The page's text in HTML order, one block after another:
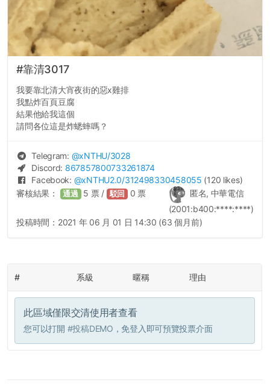
#靠清3017
我要靠北清大宵夜街的惡x雞排
我點炸百頁豆腐
結果他給我這個
請問各位這是炸蟋蟀嗎？
Telegram: @xNTHU/3028
Discord: 867857800733261874
Facebook: @xNTHU2.0/312498330458055 (120 likes)
匿名, 中華電信
(2001:b400:****:****)
審核結果： 通過 5 票 / 駁回 0 票
投稿時間： 2021 年 06 月 01 日 14:30 (63 個月前)
# 系級 暱稱 理由
此區域僅限交清使用者查看
您可以打開 #投稿DEMO ，免登入即可預覽投票介面